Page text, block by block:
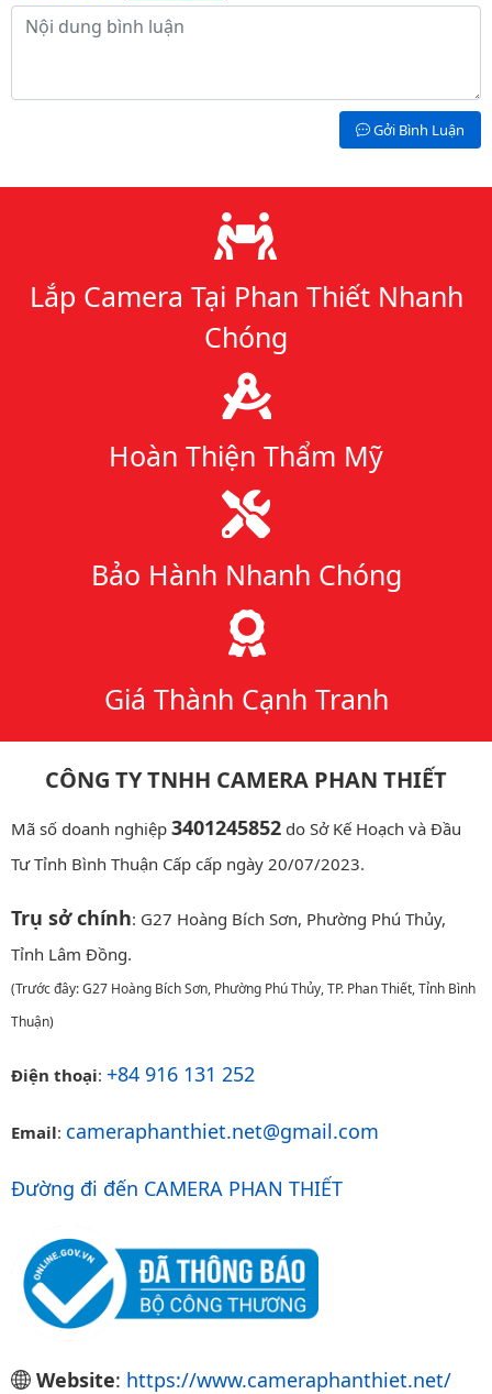
Nội dung bình luận
Gởi Bình Luận
Lý do chọn chúng tôi
Lắp Camera Tại Phan Thiết Nhanh
Chóng
Hoàn Thiện Thẩm Mỹ
Bảo Hành Nhanh Chóng
Giá Thành Cạnh Tranh
CÔNG TY TNHH CAMERA PHAN THIẾT
Mã số doanh nghiệp 3401245852 do Sở Kế Hoạch và Đầu
Tư Tỉnh Bình Thuận Cấp cấp ngày 20/07/2023.
Trụ sở chính: G27 Hoàng Bích Sơn, Phường Phú Thủy,
Tỉnh Lâm Đồng.
(Trước đây: G27 Hoàng Bích Sơn, Phường Phú Thủy, TP. Phan Thiết, Tỉnh Bình
Thuận)
Điện thoại: +84 916 131 252
Email: cameraphanthiet.net@gmail.com
Đường đi đến CAMERA PHAN THIẾT
Website: https://www.cameraphanthiet.net/